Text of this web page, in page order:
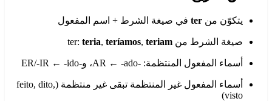
يتكوّن من ter في صيغة الشرط + اسم المفعول
صيغة الشرط من ter: teria, teríamos, teriam
أسماء المفعول المنتظمة: -AR ← -ado، و-ER/-IR ← -ido
أسماء المفعول غير المنتظمة تبقى غير منتظمة (feito, dito,
visto)